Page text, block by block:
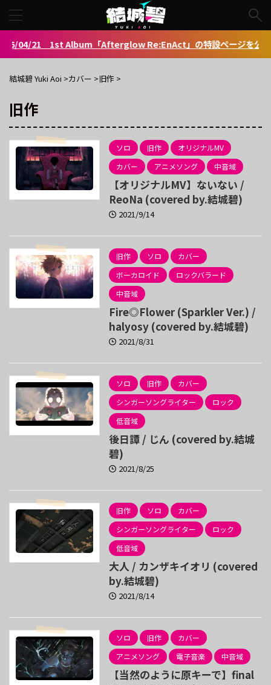
21 1st Album「Afterglow Re:EnAct」の特設ページを公開しまし
結城碧 Yuki Aoi >カバー >旧作 >
旧作
ソロ 旧作
オリジナルMV
カバー
アニメソング 中音域
【オリジナルMV】ないない /
ReoNa (covered by.結城碧)
2021/9/14
旧作 ソロ
カバー
ボーカロイド
ロックバラード
中音域
Fire◎Flower (Sparkler Ver.) /
halyosy (covered by.結城碧)
2021/8/31
ソロ 旧作
カバー
シンガーソングライター
ロック
低音域
後日譚 / じん (covered by.結城
碧)
2021/8/25
旧作 ソロ
カバー
シンガーソングライター
ロック
低音域
大人 / カンザキイオリ (covered
by.結城碧)
2021/8/14
ソロ 旧作
カバー
アニメソング
電子音楽 中音域
【当然のように原キーで】final